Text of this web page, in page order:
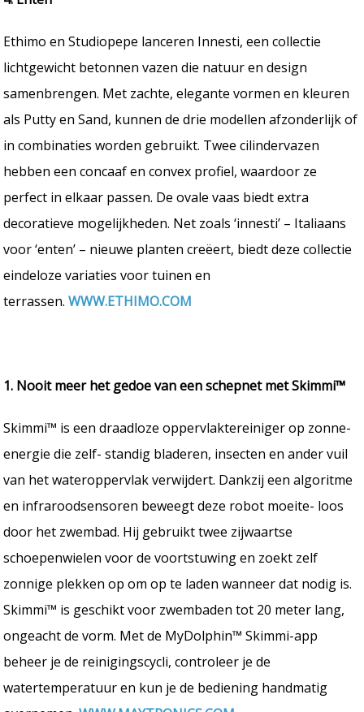
Ethimo en Studiopepe lanceren Innesti, een collectie
lichtgewicht betonnen vazen die natuur en design
samenbrengen. Met zachte, elegante vormen en kleuren
als Putty en Sand, kunnen de drie modellen afzonderlijk of
in combinaties worden gebruikt. Twee cilindervazen
hebben een concaaf en convex profiel, waardoor ze
perfect in elkaar passen. De ovale vaas biedt extra
decoratieve mogelijkheden. Net zoals ‘innesti’ – Italiaans
voor ‘enten’ – nieuwe planten creëert, biedt deze collectie
eindeloze variaties voor tuinen en
terrassen.WWW.ETHIMO.COM
1. Nooit meer het gedoe van een schepnet met Skimmi™
Skimmi™ is een draadloze oppervlaktereiniger op zonne-
energie die zelf- standig bladeren, insecten en ander vuil
van het wateroppervlak verwijdert. Dankzij een algoritme
en infraroodsensoren beweegt deze robot moeite- loos
door het zwembad. Hij gebruikt twee zijwaartse
schoepenwielen voor de voortstuwing en zoekt zelf
zonnige plekken op om op te laden wanneer dat nodig is.
Skimmi™ is geschikt voor zwembaden tot 20 meter lang,
ongeacht de vorm. Met de MyDolphin™ Skimmi-app
beheer je de reinigingscycli, controleer je de
watertemperatuur en kun je de bediening handmatig